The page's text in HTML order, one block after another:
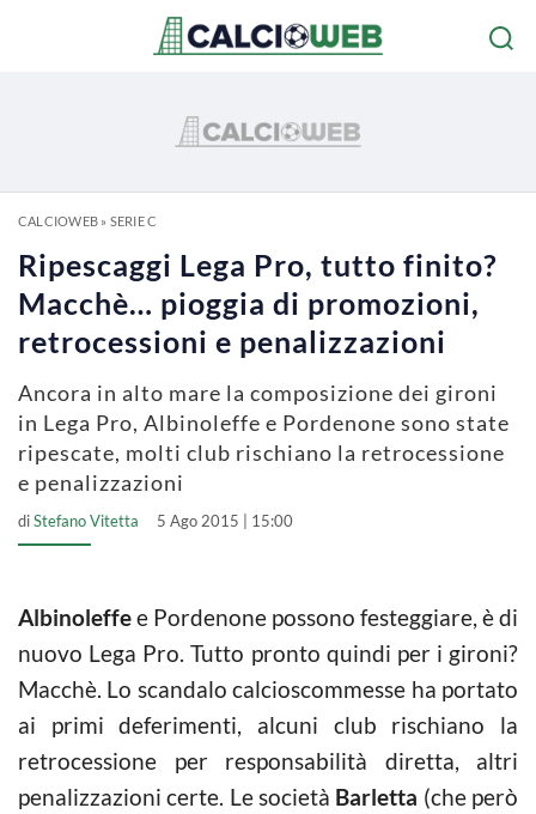
CALCIOWEB» SERIE C
Ripescaggi Lega Pro, tutto finito?
Macchè… pioggia di promozioni,
retrocessioni e penalizzazioni
Ancora in alto mare la composizione dei gironi
in Lega Pro, Albinoleffe e Pordenone sono state
ripescate, molti club rischiano la retrocessione
e penalizzazioni
diStefano Vitetta 5 Ago 2015 | 15:00
Albinoleffee Pordenone possono festeggiare, è di
nuovo Lega Pro. Tutto pronto quindi per i gironi?
Macchè. Lo scandalo calcioscommesse ha portato
ai primi deferimenti, alcuni club rischiano la
retrocessione per responsabilità diretta, altri
penalizzazioni certe. Le società Barletta (che però